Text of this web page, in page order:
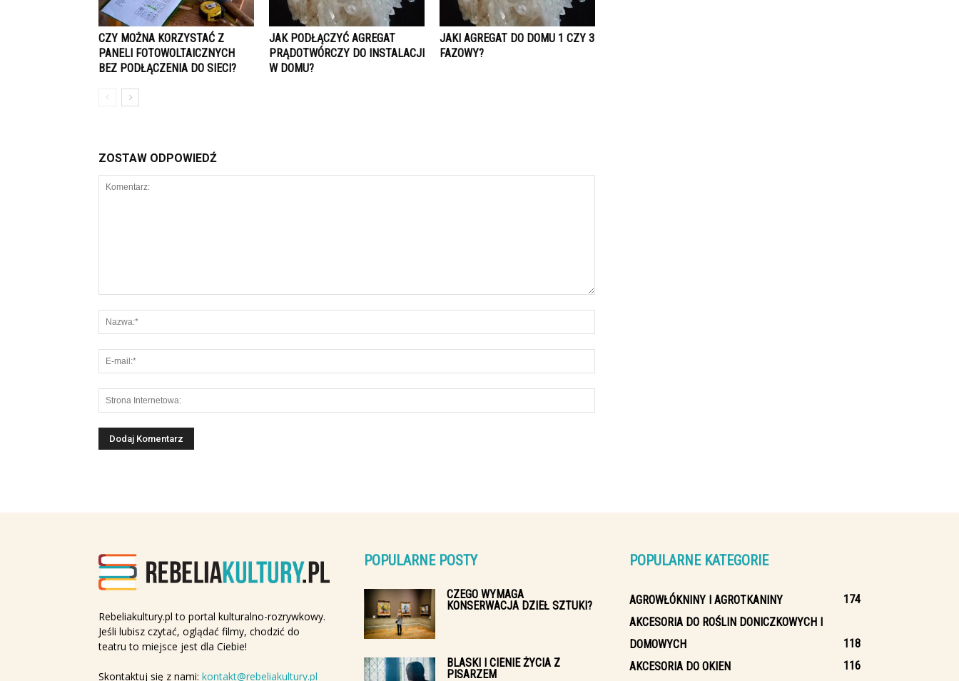
CZY MOŻNA KORZYSTAĆ Z
PANELI FOTOWOLTAICZNYCH
BEZ PODŁĄCZENIA DO SIECI?
JAK PODŁĄCZYĆ AGREGAT
PRĄDOTWÓRCZY DO INSTALACJI
W DOMU?
JAKI AGREGAT DO DOMU 1 CZY 3
FAZOWY?
ZOSTAW ODPOWIEDŹ
Rebeliakultury.pl to portal kulturalno-rozrywkowy.
Jeśli lubisz czytać, oglądać filmy, chodzić do
teatru to miejsce jest dla Ciebie!
Skontaktuj się z nami: kontakt@rebeliakultury.pl
POPULARNE POSTY
CZEGO WYMAGA
KONSERWACJA DZIEŁ SZTUKI?
BLASKI I CIENIE ŻYCIA Z
PISARZEM
POPULARNE KATEGORIE
AGROWŁÓKNINY I AGROTKANINY
174
AKCESORIA DO ROŚLIN DONICZKOWYCH I
DOMOWYCH
118
AKCESORIA DO OKIEN
116